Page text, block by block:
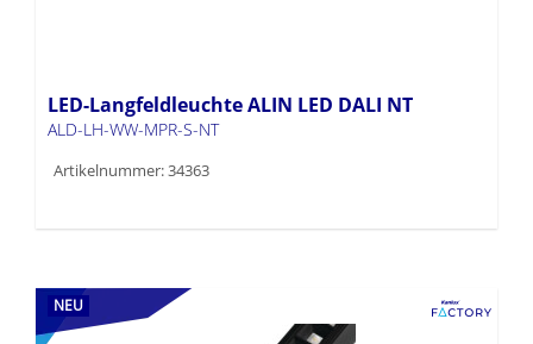
LED-Langfeldleuchte ALIN LED DALI NT
ALD-LH-WW-MPR-S-NT
Artikelnummer: 34363
NEU